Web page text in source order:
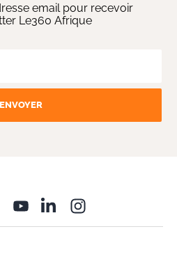
email pour recevoir
Le360 Afrique
ENVOYER